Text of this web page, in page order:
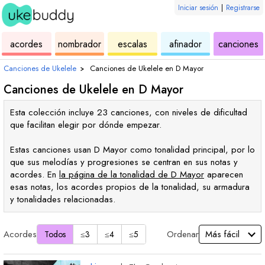
Iniciar sesión | Registrarse
acordes ukelele
nombrador
de
acordes
escalas
de
ukeleleafinador ukelelecanciones
Canciones de Ukelele › Canciones de Ukelele en D Mayor
Canciones de Ukelele en D Mayor
Esta colección incluye 23 canciones, con niveles de dificultad
que facilitan elegir por dónde empezar.
Estas canciones usan D Mayor como tonalidad principal, por lo
que sus melodías y progresiones se centran en sus notas y
acordes. En la página de la tonalidad de D Mayor aparecen
esas notas, los acordes propios de la tonalidad, su armadura
y tonalidades relacionadas.
Acordes Todos ≤3 ≤4 ≤5 Ordenar